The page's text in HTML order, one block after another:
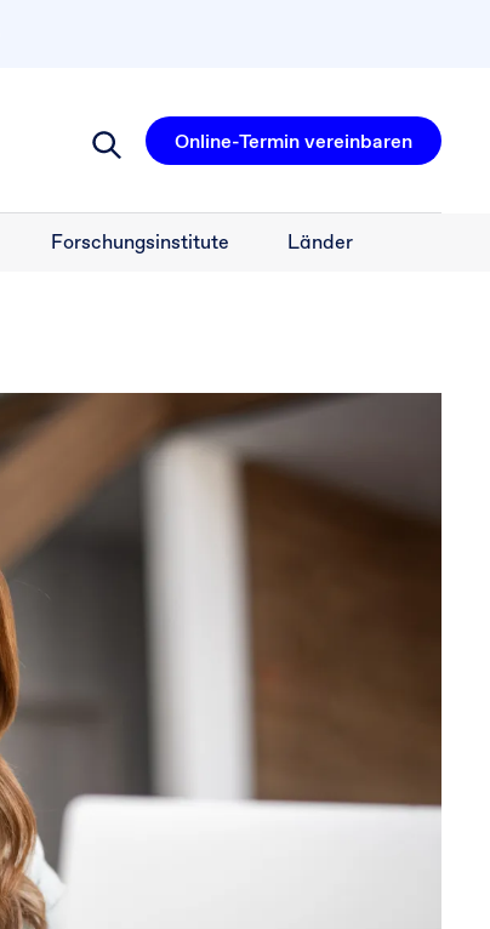
Online-Termin vereinbaren
Forschungsinstitute Länder